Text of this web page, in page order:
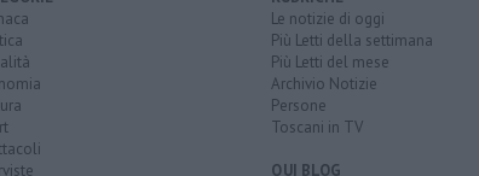
Le notizie di oggi
Più Letti della settimana
Più Letti del mese
Archivio Notizie
Persone
Toscani in TV
QUI BLOG